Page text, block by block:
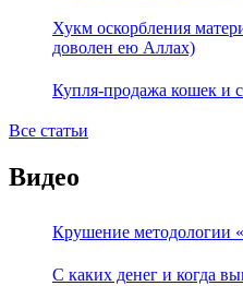
Хукм оскорбления
доволен ею Аллах)
Купля-продажа кошек и
Все статьи
Видео
Крушение методологии
С каких денег и когда